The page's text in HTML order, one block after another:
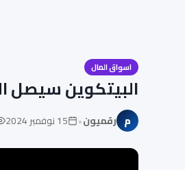
اسواق المال
البيتكوين سيصل الى 100 الف دولار قريباً حسب
م رقميون• 15 نوفمبر 2024